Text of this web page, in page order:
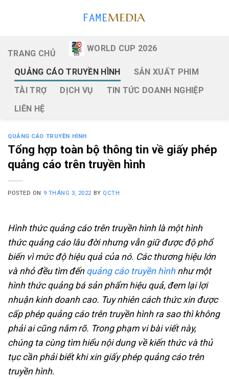
TRANG CHỦ
WORLD CUP 2026
QUẢNG CÁO TRUYỀN HÌNH
SẢN XUẤT PHIM
TÀI TRỢ
DỊCH VỤ
TIN TỨC DOANH NGHIỆP
LIÊN HỆ
QUẢNG CÁO TRUYỀN HÌNH
Tổng hợp toàn bộ thông tin về giấy phép
quảng cáo trên truyền hình
POSTED ON 9 THÁNG 3, 2022 BY QCTH
Hình thức quảng cáo trên truyền hình là một hình
thức quảng cáo lâu đời nhưng vẫn giữ được độ phổ
biến vì mức độ hiệu quả của nó. Các thương hiệu lớn
và nhỏ đều tìm đến quảng cáo truyền hìnhnhư một
hình thức quảng bá sản phẩm hiệu quả, đem lại lợi
nhuận kinh doanh cao. Tuy nhiên cách thức xin được
cấp phép quảng cáo trên truyền hình ra sao thì không
phải ai cũng nắm rõ. Trong phạm vi bài viết này,
chúng ta cùng tìm hiểu nội dung về kiến thức và thủ
tục cần phải biết khi xin giấy phép quảng cáo trên
truyền hình.